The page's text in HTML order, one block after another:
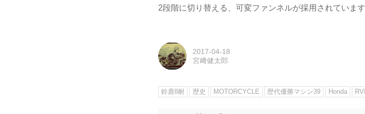
2段階に切り替える、可変ファンネルが採用されています
2017-04-18
宮﨑健太郎
鈴鹿8耐 歴史 MOTORCYCLE 歴代優勝マシン39 Honda